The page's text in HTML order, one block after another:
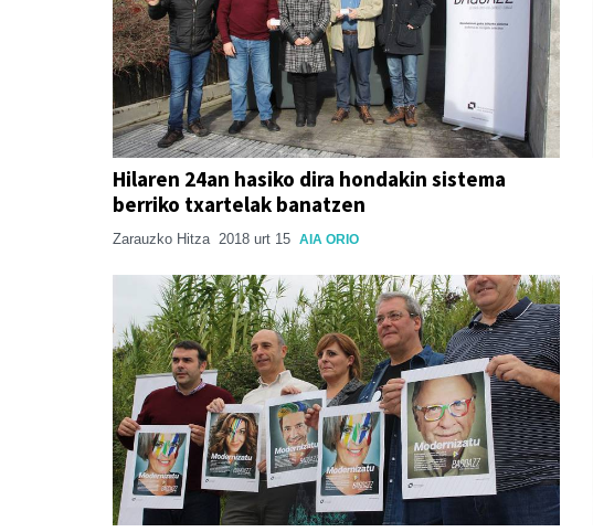
Hilaren 24an hasiko dira hondakin sistema
berriko txartelak banatzen
Zarauzko Hitza 2018 urt 15 AIA ORIO